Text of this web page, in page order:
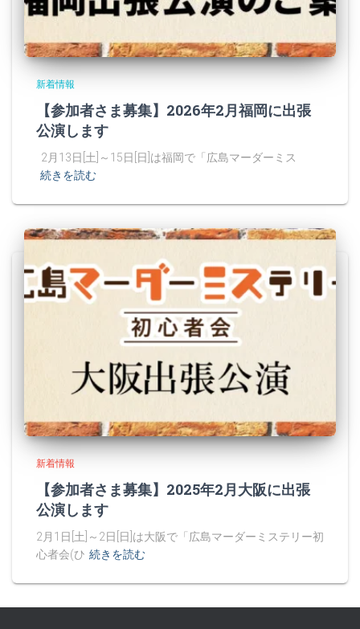
新着情報
【参加者さま募集】2026年2月福岡に出張
公演します
2月13日[土]～15日[日]は福岡で「広島マーダーミス
続きを読む
新着情報
【参加者さま募集】2025年2月大阪に出張
公演します
2月1日[土]～2日[日]は大阪で「広島マーダーミステリー初
心者会(ひ 続きを読む